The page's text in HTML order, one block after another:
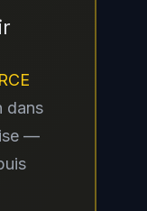
qui y
façon
365
RCE
dans
—